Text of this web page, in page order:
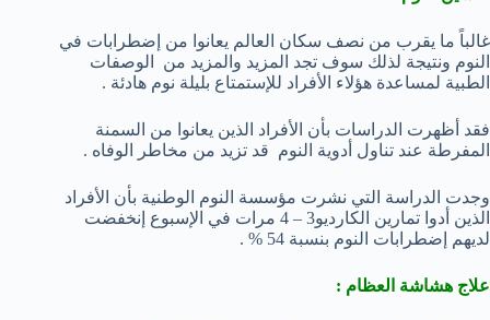
غالباً ما يقرب من نصف سكان العالم يعانوا من إضطرابات في
النوم ونتيجة لذلك سوف تجد المزيد والمزيد من الوصفات
الطبية لمساعدة هؤلاء الأفراد للإستمتاع بليلة نوم هادئة .
فقد أظهرت الدراسات بأن الأفراد الذين يعانوا من السمنة
المفرطة عند تناول أدوية النوم قد تزيد من مخاطر الوفاه .
وجدت الدراسة التي نشرت مؤسسة النوم الوطنية بأن الأفراد
الذين أدوا تمارين الكارديو3 – 4 مرات في الإسبوع إنخفضت
لديهم إضطرابات النوم بنسبة 54 % .
علاج هشاشة العظام :